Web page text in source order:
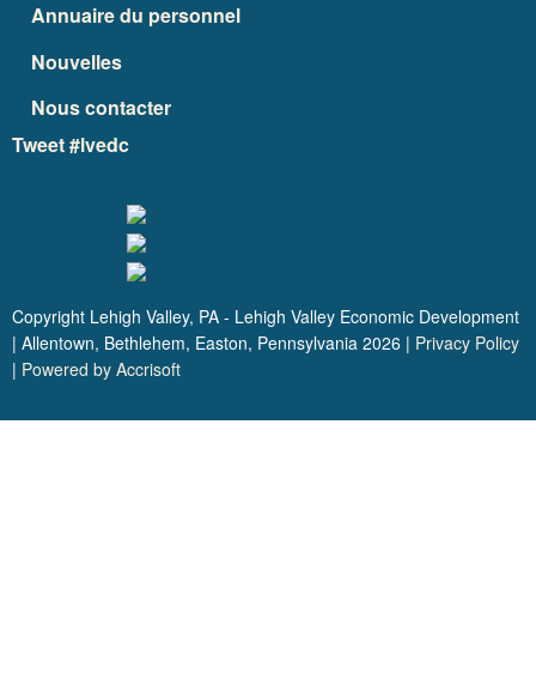
Annuaire du personnel
Nouvelles
Nous contacter
Tweet #lvedc
Copyright Lehigh Valley, PA - Lehigh Valley Economic Development
| Allentown, Bethlehem, Easton, Pennsylvania 2026 | Privacy Policy
| Powered by Accrisoft